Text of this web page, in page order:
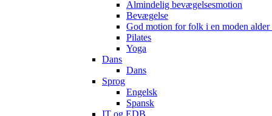
Almindelig bevægelsesmotion
Bevægelse
God motion for folk i en moden
Pilates
Yoga
Dans
Dans
Sprog
Engelsk
Spansk
IT og EDB